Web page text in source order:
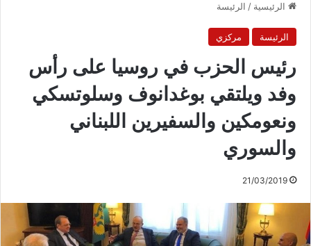
الرئيسية / الرئيسة
الرئيسة مركزي
رئيس الحزب في روسيا على رأس
وفد ويلتقي بوغدانوف وسلوتسكي
ونعومكين والسفيرين اللبناني
والسوري
21/03/2019